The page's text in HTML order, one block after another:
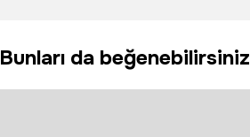
kişi yaralandı
yangın çıktı
Bunları da beğenebilirsiniz